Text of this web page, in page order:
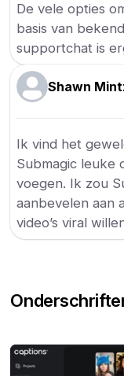
De vele opties
basis van
supportchat is
Shawn
Ik vind het
Submagic leuke
voegen. Ik zou
aanbevelen aan
video’s viral